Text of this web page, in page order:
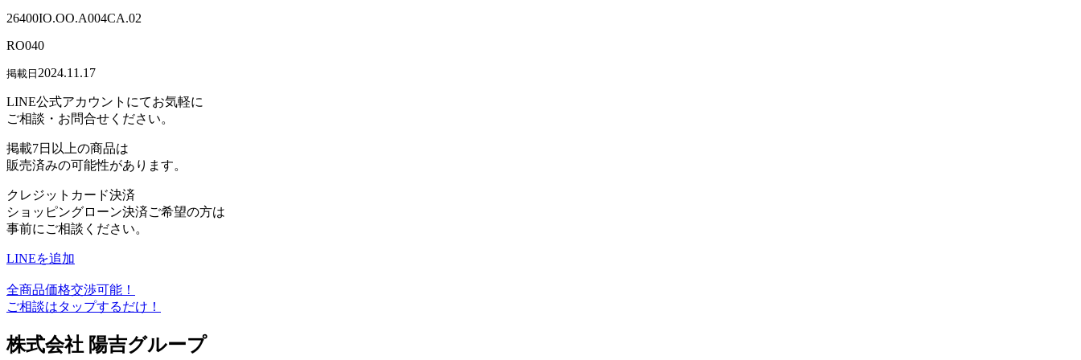
26400IO.OO.A004CA.02
RO040
掲載日 2024.11.17
LINE公式アカウントにてお気軽に
ご相談・お問合せください。
掲載7日以上の商品は
販売済みの可能性があります。
クレジットカード決済
ショッピングローン決済ご希望の方は
事前にご相談ください。
LINEを追加
全商品価格交渉可能！
ご相談はタップするだけ！
株式会社 陽吉グループ